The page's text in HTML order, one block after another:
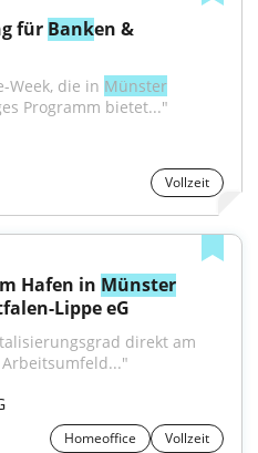
für Banken &
Week, die in Münster
Programm bietet..."
Vollzeit
Hafen in Münster
Lippe eG
direkt am
Arbeitsumfeld..."
Homeoffice Vollzeit